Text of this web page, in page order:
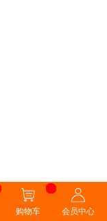
购物车 会员中心